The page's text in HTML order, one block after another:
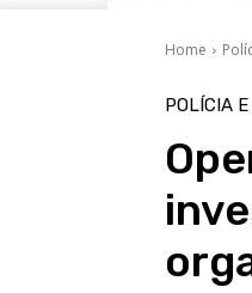
Home
POLÍCIA